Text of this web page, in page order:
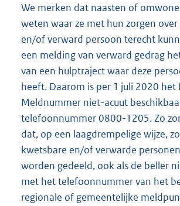
We merken dat naasten of
weten waar ze met hun zorgen
en/of verward persoon terecht
een melding van verward gedrag
van een hulptraject waar deze
heeft. Daarom is per 1 juli 2020 het
Meldnummer niet-acuut
telefoonnummer 0800-1205. Zo
dat, op een laagdrempelige wijze,
kwetsbare en/of verwarde
worden gedeeld, ook als de beller
met het telefoonnummer van het
regionale of gemeentelijke